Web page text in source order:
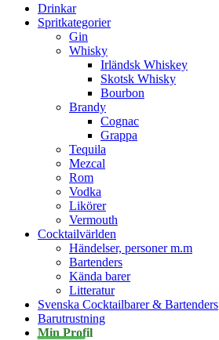
Drinkar
Spritkategorier
Gin
Whisky
Irländsk Whiskey
Skotsk Whisky
Bourbon
Brandy
Cognac
Grappa
Tequila
Mezcal
Rom
Vodka
Likörer
Vermouth
Cocktailvärlden
Händelser, personer m.m
Bartenders
Kända barer
Litteratur
Svenska Cocktailbarer & Bartenders
Barutrustning
Min Profil